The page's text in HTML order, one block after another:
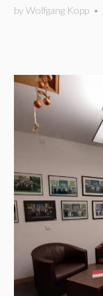
byWolfgang Kopp •